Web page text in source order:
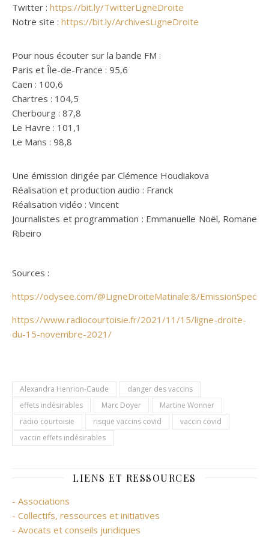
Twitter : https://bit.ly/TwitterLigneDroite
Notre site : https://bit.ly/ArchivesLigneDroite
Pour nous écouter sur la bande FM :
Paris et Île-de-France : 95,6
Caen : 100,6
Chartres : 104,5
Cherbourg : 87,8
Le Havre : 101,1
Le Mans : 98,8
Une émission dirigée par Clémence Houdiakova
Réalisation et production audio : Franck
Réalisation vidéo : Vincent
Journalistes et programmation : Emmanuelle Noël, Romane
Ribeiro
Sources :
https://odysee.com/@LigneDroiteMatinale:8/
https://www.radiocourtoisie.fr/2021/11/15/ligne-droite-
du-15-novembre-2021/
Alexandra Henrion-Caude
danger des vaccins
effets indésirables
Marc Doyer
Martine Wonner
radio courtoisie
risque vaccins covid
vaccin covid
vaccin effets indésirables
LIENS ET RESSOURCES
- Associations
- Collectifs, ressources et initiatives
- Avocats et conseils juridiques